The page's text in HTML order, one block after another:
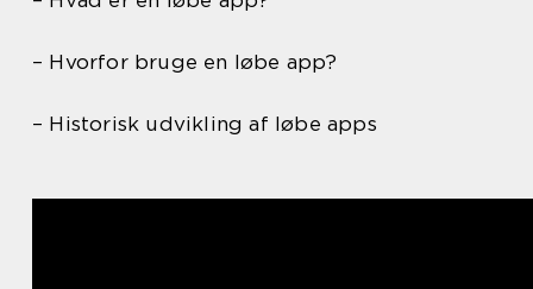
– Hvorfor bruge en løbe app?
– Historisk udvikling af løbe apps